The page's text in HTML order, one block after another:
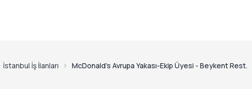
İstanbul İş İlanları McDonald's Avrupa Yakası-Ekip Üyesi - Beykent Rest.